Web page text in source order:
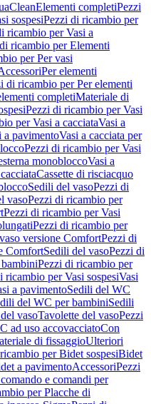
Elementi completiPezzi
sospesiPezzi di ricambio per
ricambio per Vasi a
ricambio per Elementi
per Per vasi
Per elementi
di ricambio per Per elementi
completiMateriale di
Pezzi di ricambio per Vasi
per Vasi a cacciataVasi a
a pavimentoVasi a cacciata per
Pezzi di ricambio per Vasi
monobloccoVasi a
Cassette di risciacquo
Sedili del vasoPezzi di
vasoPezzi di ricambio per
Pezzi di ricambio per Vasi
Pezzi di ricambio per
versione ComfortPezzi di
ComfortSedili del vasoPezzi di
Pezzi di ricambio per
ricambio per Vasi sospesiVasi
a pavimentoSedili del WC
del WC per bambiniSedili
vasoTavolette del vasoPezzi
ad uso accovacciatoCon
di fissaggioUlteriori
per Bidet sospesiBidet
a pavimentoAccessoriPezzi
e comandi per
per Placche di